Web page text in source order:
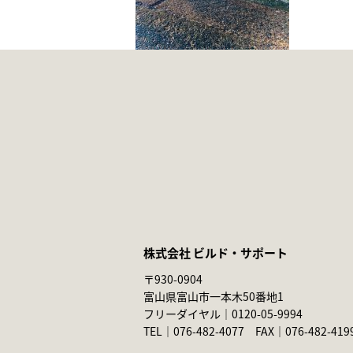
株式会社 ビルド・サポート
〒930-0904
富山県富山市一本木50番地1
フリーダイヤル｜ 0120-05-9994
TEL｜ 076-482-4077 FAX｜076-482-